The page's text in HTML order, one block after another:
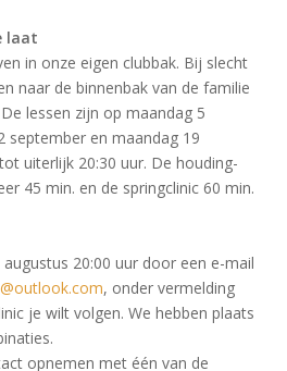
laat
in onze eigen clubbak. Bij slecht
naar de binnenbak van de familie
lessen zijn op maandag 5
september en maandag 19
uiterlijk 20:30 uur. De houding-
45 min. en de springclinic 60 min.
20:00 uur door een e-mail
, onder vermelding
je wilt volgen. We hebben plaats
opnemen met één van de